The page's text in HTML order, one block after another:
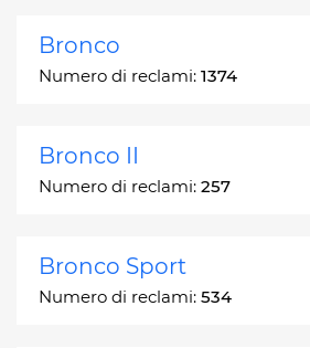
Bronco
Numero di reclami: 1374
Bronco II
Numero di reclami: 257
Bronco Sport
Numero di reclami: 534